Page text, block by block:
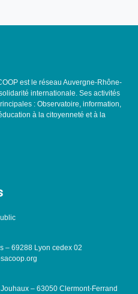
est le réseau Auvergne-Rhône-
internationale. Ses activités
: Observatoire, information,
à la citoyenneté et à la
– 69288 Lyon cedex 02
– 63050 Clermont-Ferrand